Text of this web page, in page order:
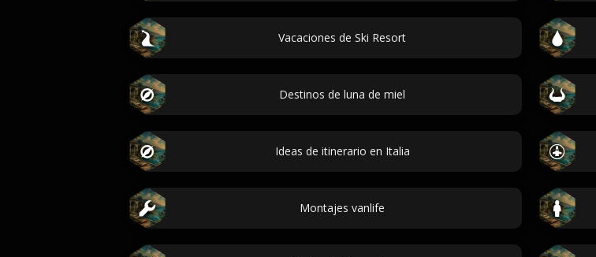
Vacaciones de Ski Resort
Destinos de luna de miel
Ideas de itinerario en Italia
Montajes vanlife